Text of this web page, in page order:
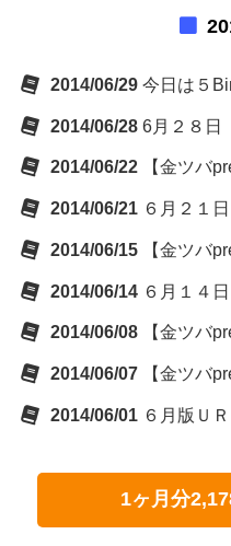
2014/06/29 今日は５
2014/06/28 6月２８日
2014/06/22 【金ツバ
2014/06/21 ６月２１日
2014/06/15 【金ツバ
2014/06/14 ６月１４日
2014/06/08 【金ツバ
2014/06/07 【金ツバ
2014/06/01 ６月版Ｕ
1ヶ月分